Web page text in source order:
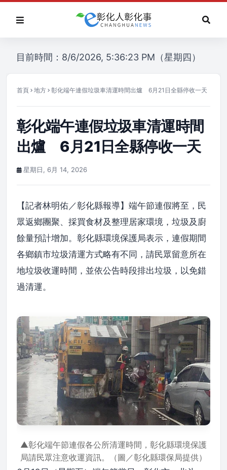
目前時間：8/6/2026, 5:36:23 PM（星期四）
首頁 地方 彰化端午連假垃圾車清運時間出爐 6月21日全縣停收一天
彰化端午連假垃圾車清運時間
出爐 6月21日全縣停收一天
星期日, 6月 14, 2026
【記者林明佑／彰化縣報導】端午節連假將至，民
眾返鄉團聚、採買食材及整理居家環境，垃圾及廚
餘量預計增加。彰化縣環境保護局表示，連假期間
各鄉鎮市垃圾清運方式略有不同，請民眾留意所在
地垃圾收運時間，並依公告時段排出垃圾，以免錯
過清運。
▲彰化端午節連假各公所清運時間，彰化縣環境保護
局請民眾注意收運資訊。（圖／彰化縣環保局提供）